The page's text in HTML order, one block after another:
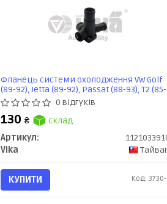
Фланець системи охолодження VW Golf
(89-92), Jetta (89-92), Passat (88-93), T2 (85-
92), T4 (91-04) (11210339101) VIKA
0 відгуків
130₴
склад
Артикул:
Vika
КУПИТИ Код: